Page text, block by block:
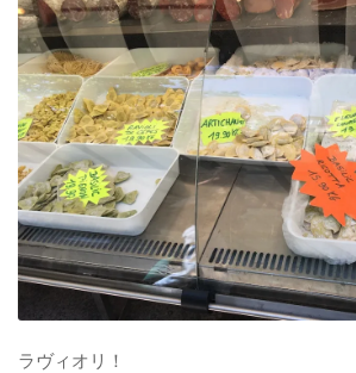
ラヴィオリ！